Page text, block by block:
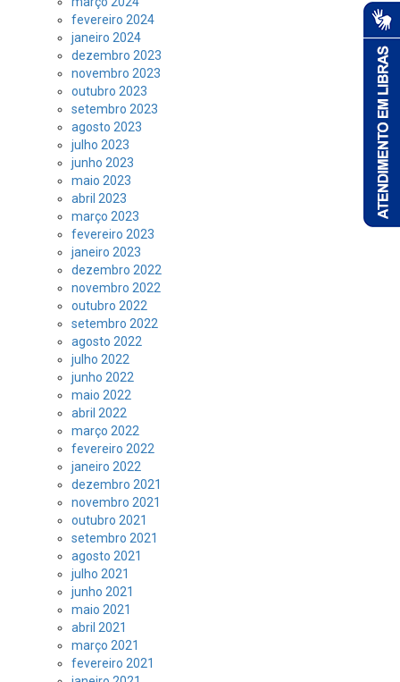
fevereiro 2024
janeiro 2024
dezembro 2023
novembro 2023
outubro 2023
setembro 2023
agosto 2023
julho 2023
junho 2023
maio 2023
abril 2023
março 2023
fevereiro 2023
janeiro 2023
dezembro 2022
novembro 2022
outubro 2022
setembro 2022
agosto 2022
julho 2022
junho 2022
maio 2022
abril 2022
março 2022
fevereiro 2022
janeiro 2022
dezembro 2021
novembro 2021
outubro 2021
setembro 2021
agosto 2021
julho 2021
junho 2021
maio 2021
abril 2021
março 2021
fevereiro 2021